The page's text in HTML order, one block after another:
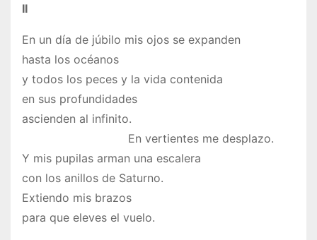
II
En un día de júbilo mis ojos se expanden
hasta los océanos
y todos los peces y la vida contenida
en sus profundidades
ascienden al infinito.
En vertientes me desplazo.
Y mis pupilas arman una escalera
con los anillos de Saturno.
Extiendo mis brazos
para que eleves el vuelo.